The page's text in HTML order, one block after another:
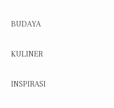
BUDAYA
KULINER
INSPIRASI